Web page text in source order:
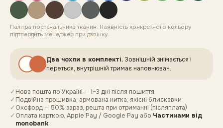
Палітра постачальника тканин. Наявність конкретного кольору
підтвердить менеджер при дзвінку.
Два чохли в комплекті. Зовнішній знімається і
переться, внутрішній тримає наповнювач.
✓Нова пошта по Україні — 1–3 дні після пошиття
✓Подвійна прошивка, армована нитка, якісні блискавки
✓Оксфорд — 50% зараз, решта при отриманні (післяплата)
✓Оплата карткою, Apple Pay / Google Pay або Частинами від
monobank